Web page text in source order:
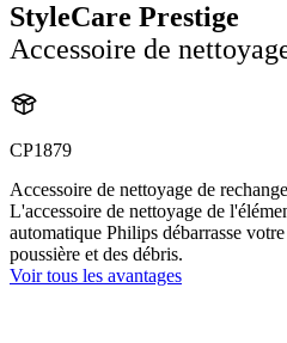
StyleCare Prestige
Accessoire de
CP1879
Accessoire de nettoyage de
L'accessoire de nettoyage de
automatique Philips débarrasse
poussière et des débris.
Voir tous les avantages